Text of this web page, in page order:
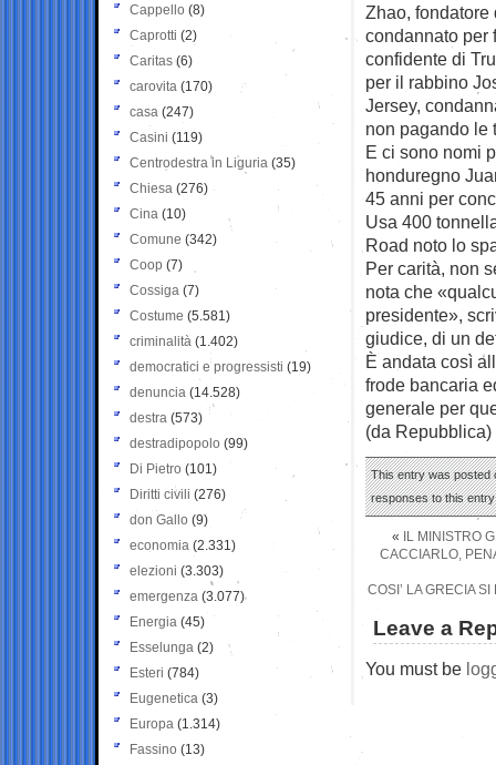
Zhao,
condannato per
confidente di
per il rabbino
Jersey,
non pagando le
E ci sono nomi
honduregno
45 anni per
Usa 400
Road noto lo
Per carità, non
nota che
presidente»,
giudice, di un
È andata così
frode bancaria
generale per
(da Repubblica)
This entry was posted
responses to this
«
IL MINISTRO
CACCIARLO,
COSI’ LA GRECIA
Leave a
You must be
Cappello (8)
Caprotti (2)
Caritas (6)
carovita (170)
casa (247)
Casini (119)
Centrodestra in Liguria (35)
Chiesa (276)
Cina (10)
Comune (342)
Coop (7)
Cossiga (7)
Costume (5.581)
criminalità (1.402)
democratici e progressisti (19)
denuncia (14.528)
destra (573)
destradipopolo (99)
Di Pietro (101)
Diritti civili (276)
don Gallo (9)
economia (2.331)
elezioni (3.303)
emergenza (3.077)
Energia (45)
Esselunga (2)
Esteri (784)
Eugenetica (3)
Europa (1.314)
Fassino (13)